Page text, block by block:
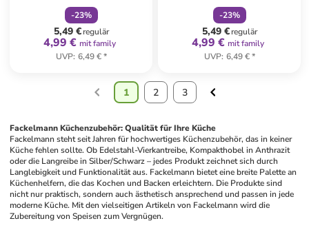
-23%
5,49 €regulär
4,99 € mit family
UVP: 6,49 €*
- Ø 3,8 cm
-23%
5,49 €regulär
4,99 € mit family
UVP: 6,49 €*
1 2 3
Fackelmann Küchenzubehör: Qualität für Ihre Küche
Fackelmann steht seit Jahren für hochwertiges Küchenzubehör, das in keiner
Küche fehlen sollte. Ob Edelstahl-Vierkantreibe, Kompakthobel in Anthrazit
oder die Langreibe in Silber/Schwarz – jedes Produkt zeichnet sich durch
Langlebigkeit und Funktionalität aus. Fackelmann bietet eine breite Palette an
Küchenhelfern, die das Kochen und Backen erleichtern. Die Produkte sind
nicht nur praktisch, sondern auch ästhetisch ansprechend und passen in jede
moderne Küche. Mit den vielseitigen Artikeln von Fackelmann wird die
Zubereitung von Speisen zum Vergnügen.